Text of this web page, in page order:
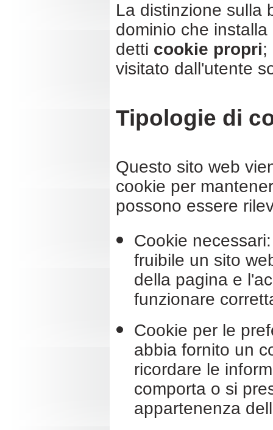
La distinzione sulla
dominio che
detti cookie propri;
visitato dall'utente
Tipologie di
Questo sito web
cookie per
possono essere
Cookie
fruibile un sito
della pagina e
funzionare
Cookie per le
abbia fornito un
ricordare le
comporta o si
appartenenza